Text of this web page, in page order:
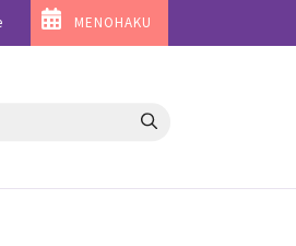
MENOHAKU
Hae